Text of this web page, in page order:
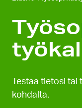
Testaa tietosi
kohdalta.